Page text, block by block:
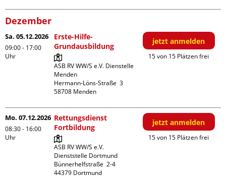
Dezember
Sa. 05.12.2026
09:00 - 17:00
Uhr
Erste-Hilfe-
Grundausbildung
ASB RV WW/S e.V. Dienstelle
Menden
Hermann-Löns-Straße  3
jetzt anmelden
15 von 15 Plätzen frei
Mo. 07.12.2026
08:30 - 16:00
Uhr
Rettungsdienst
Fortbildung
ASB RV WW/S e.V.
Dienststelle Dortmund
Bünnerhelfstraße  2-4
jetzt anmelden
15 von 15 Plätzen frei